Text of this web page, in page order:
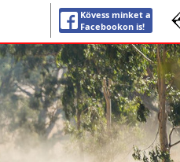
Kövess minket a
Facebookon is!